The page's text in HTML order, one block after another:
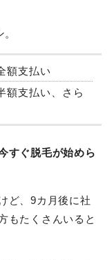
額支払い
額支払い、さら
すぐ脱毛が始めら
ど、9カ月後に社
もたくさんいると